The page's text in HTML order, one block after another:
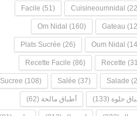
Cuisineoumnidal
Facile (51)
Gateau
Om Nidal (160)
Oum Nidal
Plats Sucrée (26)
Recette
Recette Facile (86)
Salade
Salée (37)
Sucree (108)
حلوة (133) أطباق مالحة (62)